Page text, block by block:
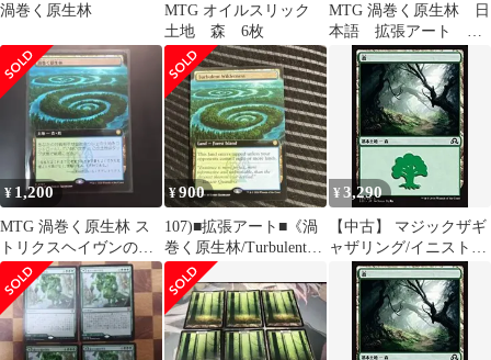
渦巻く原生林
MTG オイルスリック
土地 森 6枚
MTG 渦巻く原生林 日
本語 拡張アート
SOC ストリクスヘイヴ
ンの秘密 統率者
EDH
¥ 1,200
MTG 渦巻く原生林 ス
トリクスヘイヴンの秘
密 拡張アート
¥900
107)■拡張アート■《渦
巻く原生林/Turbulent
Wilderness》
¥3,290
【中古】 マジックザギ
ャザリング/イニストラ
ードを覆う
影/MTG/SOI-JP-295/森/